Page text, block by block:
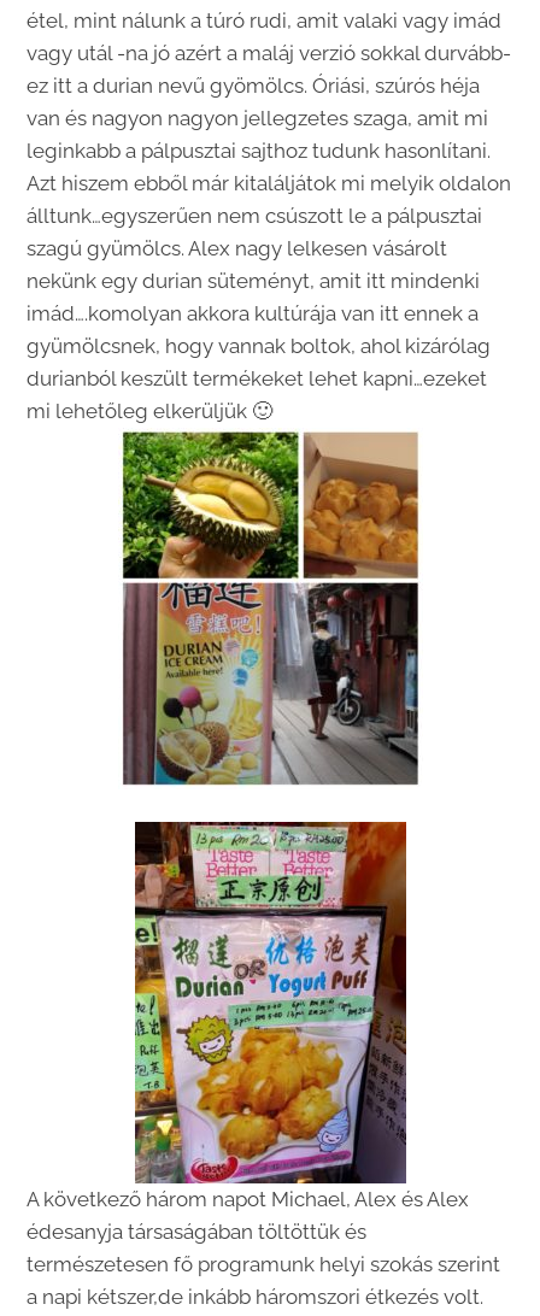
étel, mint nálunk a túró rudi, amit valaki vagy imád
vagy utál -na jó azért a maláj verzió sokkal durvább-
ez itt a durian nevű gyömölcs. Óriási, szúrós héja
van és nagyon nagyon jellegzetes szaga, amit mi
leginkabb a pálpusztai sajthoz tudunk hasonlítani.
Azt hiszem ebből már kitaláljátok mi melyik oldalon
álltunk…egyszerűen nem csúszott le a pálpusztai
szagú gyümölcs. Alex nagy lelkesen vásárolt
nekünk egy durian süteményt, amit itt mindenki
imád….komolyan akkora kultúrája van itt ennek a
gyümölcsnek, hogy vannak boltok, ahol kizárólag
durianból keszült termékeket lehet kapni…ezeket
mi lehetőleg elkerüljük 🙂
A következő három napot Michael, Alex és Alex
édesanyja társaságában töltöttük és
természetesen fő programunk helyi szokás szerint
a napi kétszer,de inkább háromszori étkezés volt.